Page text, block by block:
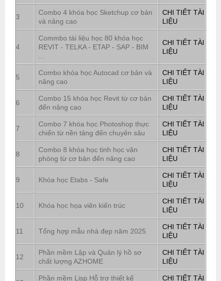
3
Combo 4 khóa học Sketchup cơ bản
và nâng cao
CHI TIẾT TÀI
LIỆU
4
Commbo tài liệu học 80 khóa học
REVIT - TELKA - ETAP - SAP - BIM
CHI TIẾT TÀI
LIỆU
5
Combo khóa học Autocad cơ bản và
nâng cao
CHI TIẾT TÀI
LIỆU
6
Combo 15 khóa học Revit từ cơ bản
đến nâng cao
CHI TIẾT TÀI
LIỆU
7
Combo 7 khóa học Photoshop thực
chiến từ nền tảng đến chuyên sâu
CHI TIẾT TÀI
LIỆU
8
Combo 8 khóa học tinh học văn
phòng từ cơ bản đến nâng cao
CHI TIẾT TÀI
LIỆU
9 Khóa học Etabs - Safe
CHI TIẾT TÀI
LIỆU
10 Khóa học họa viên kiến trúc
CHI TIẾT TÀI
LIỆU
11 Tổng hợp mẫu nhà đẹp năm 2025
CHI TIẾT TÀI
LIỆU
12
Phần mềm Lập và Quản lý hồ sơ
chất lượng AZHOME
CHI TIẾT TÀI
LIỆU
Phần mềm Lisp Hỗ trợ thiết kế
CHI TIẾT TÀI